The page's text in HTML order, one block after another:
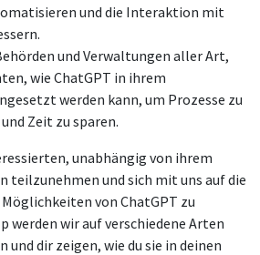
und die Interaktion mit
und Verwaltungen aller Art,
wie ChatGPT in ihrem
werden kann, um Prozesse zu
Zeit zu sparen.
unabhängig von ihrem
teilzunehmen und sich mit uns auf die
von ChatGPT zu
werden wir auf verschiedene Arten
dir zeigen, wie du sie in deinen